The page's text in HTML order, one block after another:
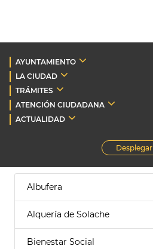
AYUNTAMIENTO
LA CIUDAD
TRÁMITES
ATENCIÓN CIUDADANA
ACTUALIDAD
Desplegar
Albufera
Alquería de Solache
Bienestar Social